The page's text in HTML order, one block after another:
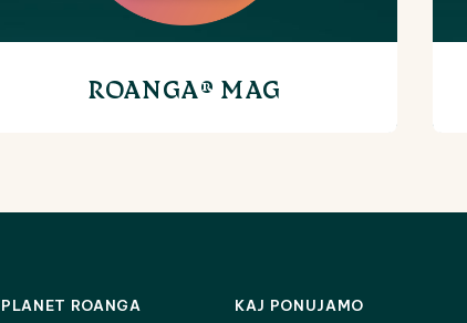
ROANGA® MAG
PLANET ROANGA KAJ PONUJAMO